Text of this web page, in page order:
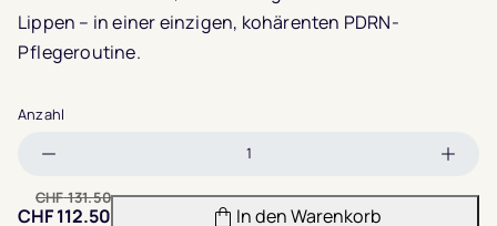
Lippen – in einer einzigen, kohärenten PDRN-
Pflegeroutine.
Anzahl
verringern
CHF131.50
CHF112.50 In den Warenkorb